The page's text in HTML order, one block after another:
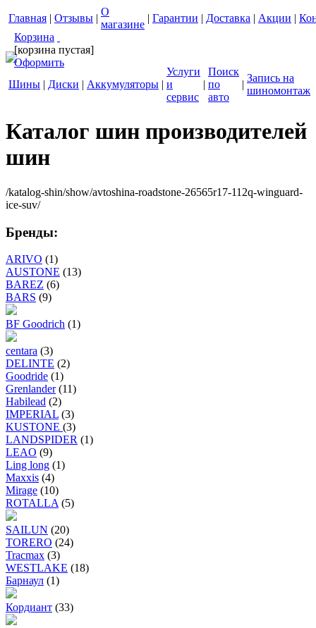
Главная | Отзывы |
О
магазине
| Гарантии | Доставка | Акции |
Корзина
[корзина пустая]
Оформить
Шины | Диски | Аккумуляторы |
Услуги
и
сервис
|
Поиск
по
авто
|
Запись на
шиномонтаж
Каталог шин производителей
шин
/katalog-shin/show/avtoshina-roadstone-26565r17-112q-winguard-
ice-suv/
Бренды:
ARIVO (1)
AUSTONE (13)
BAREZ (6)
BARS (9)
BF Goodrich (1)
centara (3)
DELINTE (2)
Goodride (1)
Grenlander (11)
Habilead (2)
IMPERIAL (3)
KUSTONE (3)
LANDSPIDER (1)
LEAO (9)
Ling long (1)
Maxxis (4)
Mirage (10)
ROTALLA (5)
SAILUN (20)
TORERO (24)
Tracmax (3)
WESTLAKE (18)
Барнаул (1)
Кордиант (33)